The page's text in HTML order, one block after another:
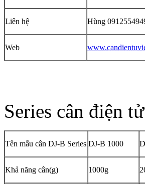
Liên hệ Hùng
Web
Series cân điện
Tên mẫu cân DJ-B Series DJ-B 1000
Khả năng cân(g) 1000g